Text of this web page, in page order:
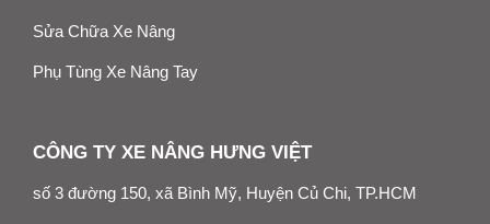
Sửa Chữa Xe Nâng
Phụ Tùng Xe Nâng Tay
CÔNG TY XE NÂNG HƯNG VIỆT
số 3 đường 150, xã Bình Mỹ, Huyện Củ Chi, TP.HCM